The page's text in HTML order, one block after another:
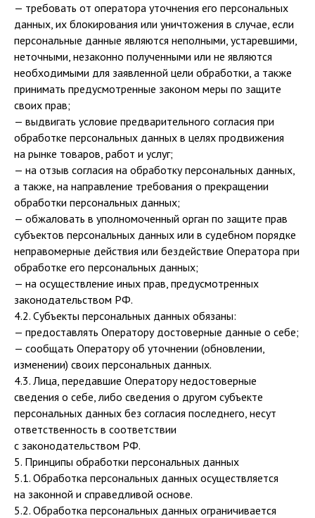
— требовать от оператора уточнения его персональных
данных, их блокирования или уничтожения в случае, если
персональные данные являются неполными, устаревшими,
неточными, незаконно полученными или не являются
необходимыми для заявленной цели обработки, а также
принимать предусмотренные законом меры по защите
своих прав;
— выдвигать условие предварительного согласия при
обработке персональных данных в целях продвижения
на рынке товаров, работ и услуг;
— на отзыв согласия на обработку персональных данных,
а также, на направление требования о прекращении
обработки персональных данных;
— обжаловать в уполномоченный орган по защите прав
субъектов персональных данных или в судебном порядке
неправомерные действия или бездействие Оператора при
обработке его персональных данных;
— на осуществление иных прав, предусмотренных
законодательством РФ.
4.2. Субъекты персональных данных обязаны:
— предоставлять Оператору достоверные данные о себе;
— сообщать Оператору об уточнении (обновлении,
изменении) своих персональных данных.
4.3. Лица, передавшие Оператору недостоверные
сведения о себе, либо сведения о другом субъекте
персональных данных без согласия последнего, несут
ответственность в соответствии
с законодательством РФ.
5. Принципы обработки персональных данных
5.1. Обработка персональных данных осуществляется
на законной и справедливой основе.
5.2. Обработка персональных данных ограничивается